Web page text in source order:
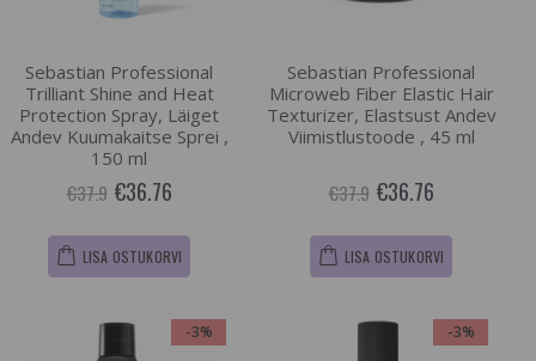
Sebastian Professional
Trilliant Shine and Heat
Protection Spray, Läiget
Andev Kuumakaitse Sprei ,
150 ml
€37.9 €36.76
LISA OSTUKORVI
Sebastian Professional
Microweb Fiber Elastic Hair
Texturizer, Elastsust Andev
Viimistlustoode , 45 ml
€37.9 €36.76
LISA OSTUKORVI
-3% -3%